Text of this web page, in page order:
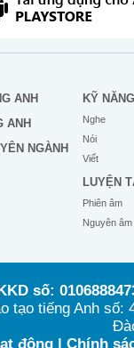
ANH
ANH
NGÀNH
KỸ NĂNG
Nghe
Nói
Viết
LUYỆN
Phiên âm
Nguyên âm
số:
tạo tiếng Anh
động| Chính